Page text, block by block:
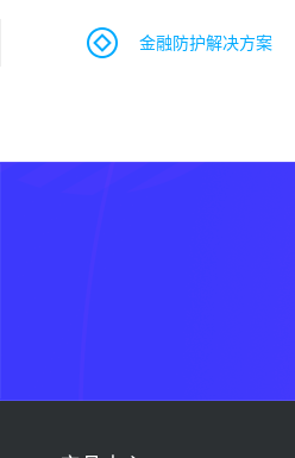
金融防护解决方案